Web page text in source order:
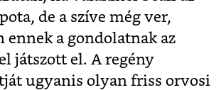
de a szíve még ver,
ennek a gondolatnak az
játszott el. A regény
ugyanis olyan friss orvosi